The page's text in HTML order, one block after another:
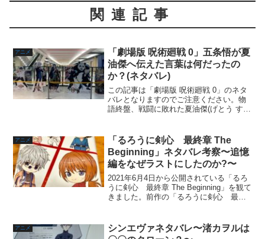
関連記事
アニメ
「劇場版 呪術廻戦 0」五条悟が夏
油傑へ伝えた言葉は何だったの
か？(ネタバレ)
この記事は「劇場版 呪術廻戦 0」のネタ
バレとなりますのでご注意ください。物
語終盤、戦闘に敗れた夏油傑(げとう すぐ
をします。会話の最後に五条があるセリ
フを吐き、...
アニメ
「るろうに剣心 最終章 The
Beginning」ネタバレ考察〜追憶
編をなぜラストにしたのか?〜
2021年6月4日から公開されている「るろ
うに剣心 最終章 The Beginning」を観て
きました。前作の「るろうに剣心 最終
盛り上がりとして、『人誅編...
アニメ
シンエヴァネタバレ〜渚カヲルは